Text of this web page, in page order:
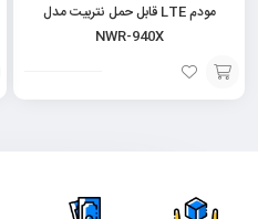
مودم LTE قابل حمل نتربیت مدل
NWR-940X
افزودن